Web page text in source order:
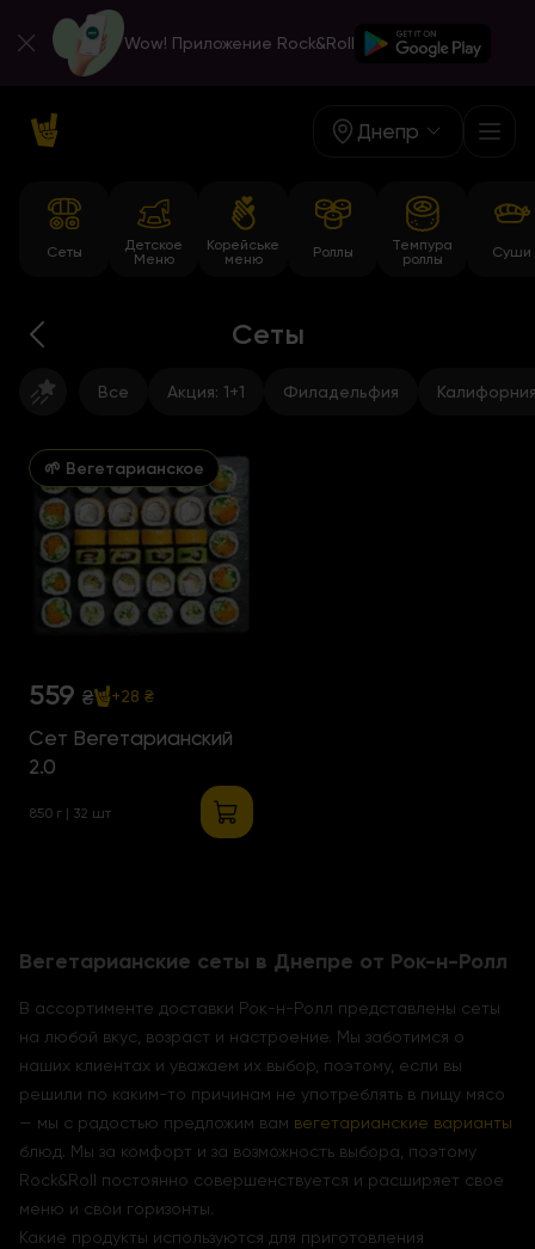
Wow! Приложение Rock&Roll
Днепр
Сеты
Детское
Меню
Корейське
меню
Роллы
Темпура
роллы
Суши
Сеты
Все Акция: 1+1 Филадельфия
🌱 Вегетарианское
559 ₴ +28 ₴
Сет Вегетарианский
2.0
850 г | 32 шт
Вегетарианские сеты в Днепре от Рок-н-Ролл
В ассортименте доставки Рок-н-Ролл представлены сеты
на любой вкус, возраст и настроение. Мы заботимся о
наших клиентах и уважаем их выбор, поэтому, если вы
решили по каким-то причинам не употреблять в пищу мясо
— мы с радостью предложим вам вегетарианские варианты
блюд. Мы за комфорт и за возможность выбора, поэтому
Rock&Roll постоянно совершенствуется и расширяет свое
меню и свои горизонты.
Какие продукты используются для приготовления